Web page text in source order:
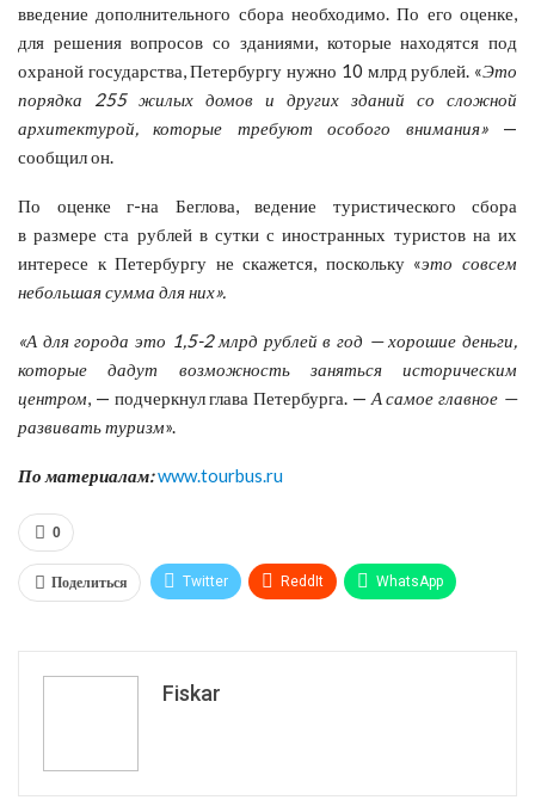
введение дополнительного сбора необходимо. По его оценке,
для решения вопросов со зданиями, которые находятся под
охраной государства, Петербургу нужно 10 млрд рублей. «Это
порядка 255 жилых домов и других зданий со сложной
архитектурой, которые требуют особого внимания»—
сообщил он.
По оценке г-на Беглова, ведение туристического сбора
в размере ста рублей в сутки с иностранных туристов на их
интересе к Петербургу не скажется, поскольку «это совсем
небольшая сумма для них».
«А для города это 1,5-2 млрд рублей в год — хорошие деньги,
которые дадут возможность заняться историческим
центром, — подчеркнул глава Петербурга. — А самое главное —
развивать туризм».
По материалам:www.tourbus.ru
0
Поделиться Twitter ReddIt WhatsApp
Fiskar